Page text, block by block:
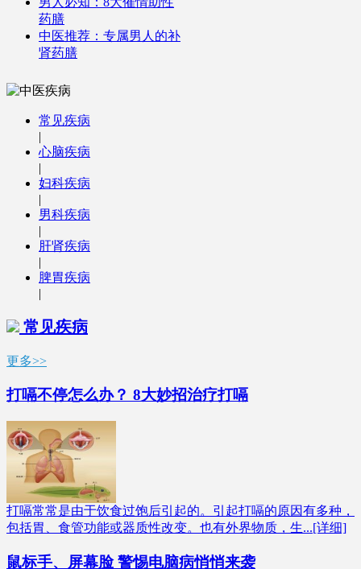
药膳
中医推荐：专属男人的补
肾药膳
常见疾病
|
心脑疾病
|
妇科疾病
|
男科疾病
|
肝肾疾病
|
脾胃疾病
|
常见疾病
更多>>
打嗝不停怎么办？ 8大妙招治疗打嗝
打嗝常常是由于饮食过饱后引起的。引起打嗝的原因有多种，
包括胃、食管功能或器质性改变。也有外界物质，生...[详细]
鼠标手、屏幕脸 警惕电脑病悄悄来袭